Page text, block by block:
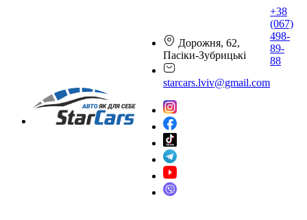
Дорожня, 62,
Пасіки-Зубрицькі
starcars.lviv@gmail.com
+38
(067)
498-
89-
88